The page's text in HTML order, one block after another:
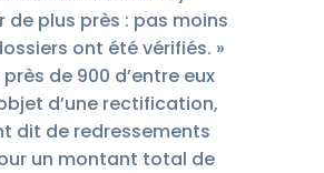
de plus près : pas moins
ont été vérifiés. »
de 900 d’entre eux
d’une rectification,
dit de redressements
un montant total de